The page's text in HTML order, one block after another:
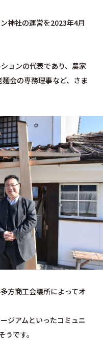
神社の運営を2023年4月
ョンの代表であり、農家
会の専務理事など、さま
方商工会議所によってオ
ジアムといったコミュニ
です。